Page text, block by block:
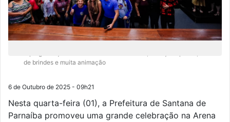
de brindes e muita animação
6 de Outubro de 2025 - 09h21
Nesta quarta-feira (01), a Prefeitura de Santana de
Parnaíba promoveu uma grande celebração na Arena